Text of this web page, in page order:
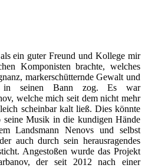
ein guter Freund und Kollege mir
Komponisten brachte, welches
markerschütternde Gewalt und
in seinen Bann zog. Es war
welche mich seit dem nicht mehr
scheinbar kalt ließ. Dies könnte
Musik in die kundigen Hände
Landsmann Nenovs und selbst
auch durch sein herausragendes
Angestoßen wurde das Projekt
der seit 2012 nach einer